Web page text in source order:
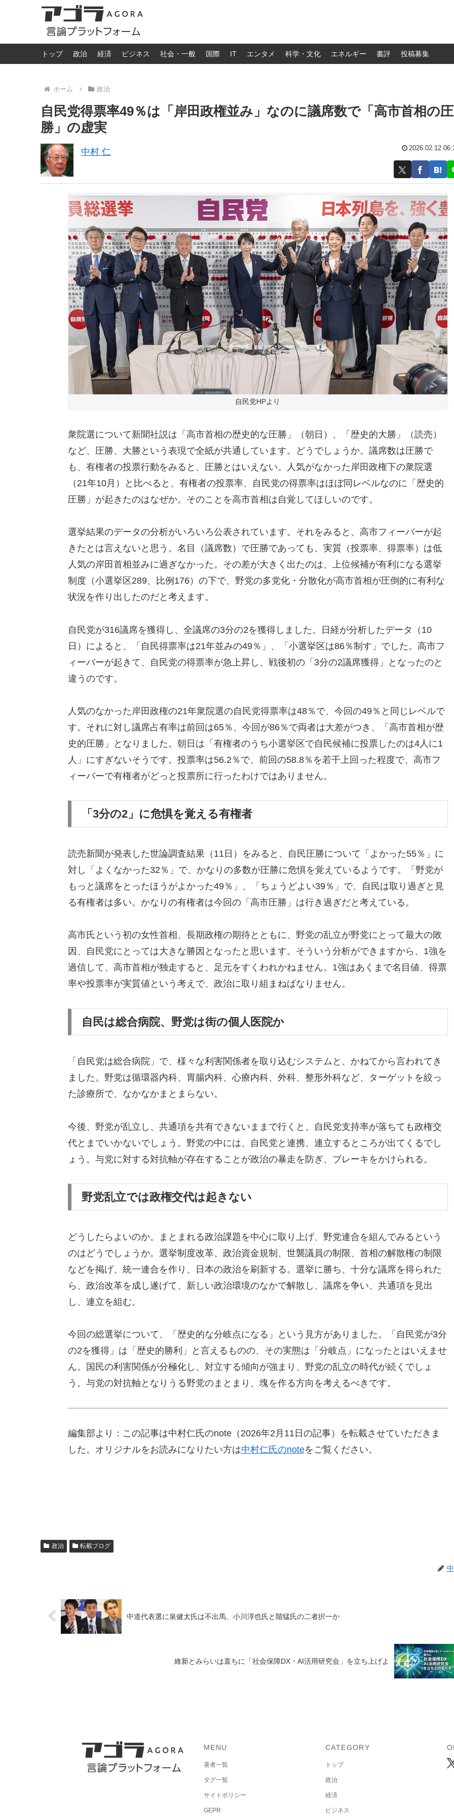
トップ 政治 経済 ビジネス 社会・一般 国際 IT エンタメ 科学・文化 エネルギー 書評 投稿募集
ホーム 政治
自民党得票率49％は「岸田政権並み」なのに議席数で「高市首相の圧
勝」の虚実
中村 仁 2026.02.12
自民党HPより
衆院選について新聞社説は「高市首相の歴史的な圧勝」（朝日）、「歴史的大勝」（読売）
など、圧勝、大勝という表現で全紙が共通しています。どうでしょうか。議席数は圧勝で
も、有権者の投票行動をみると、圧勝とはいえない。人気がなかった岸田政権下の衆院選
（21年10月）と比べると、有権者の投票率、自民党の得票率はほぼ同レベルなのに「歴史的
圧勝」が起きたのはなぜか。そのことを高市首相は自覚してほしいのです。
選挙結果のデータの分析がいろいろ公表されています。それをみると、高市フィーバーが起
きたとは言えないと思う。名目（議席数）で圧勝であっても、実質（投票率、得票率）は低
人気の岸田首相並みに過ぎなかった。その差が大きく出たのは、上位候補が有利になる選挙
制度（小選挙区289、比例176）の下で、野党の多党化・分散化が高市首相が圧倒的に有利な
状況を作り出したのだと考えます。
自民党が316議席を獲得し、全議席の3分の2を獲得しました。日経が分析したデータ（10
日）によると、「自民得票率は21年並みの49％」、「小選挙区は86％制す」でした。高市フ
ィーバーが起きて、自民党の得票率が急上昇し、戦後初の「3分の2議席獲得」となったのと
違うのです。
人気のなかった岸田政権の21年衆院選の自民党得票率は48％で、今回の49％と同じレベルで
す。それに対し議席占有率は前回は65％、今回が86％で両者は大差がつき、「高市首相が歴
史的圧勝」となりました。朝日は「有権者のうち小選挙区で自民候補に投票したのは4人に1
人」にすぎないそうです。投票率は56.2％で、前回の58.8％を若干上回った程度で、高市フ
ィーバーで有権者がどっと投票所に行ったわけではありません。
「3分の2」に危惧を覚える有権者
読売新聞が発表した世論調査結果（11日）をみると、自民圧勝について「よかった55％」に
対し「よくなかった32％」で、かなりの多数が圧勝に危惧を覚えているようです。「野党が
もっと議席をとったほうがよかった49％」、「ちょうどよい39％」で、自民は取り過ぎと見
る有権者は多い。かなりの有権者は今回の「高市圧勝」は行き過ぎだと考えている。
高市氏という初の女性首相、長期政権の期待とともに、野党の乱立が野党にとって最大の敗
因、自民党にとっては大きな勝因となったと思います。そういう分析ができますから、1強を
過信して、高市首相が独走すると、足元をすくわれかねません。1強はあくまで名目値、得票
率や投票率が実質値という考えで、政治に取り組まねばなりません。
自民は総合病院、野党は街の個人医院か
「自民党は総合病院」で、様々な利害関係者を取り込むシステムと、かねてから言われてき
ました。野党は循環器内科、胃腸内科、心療内科、外科、整形外科など、ターゲットを絞っ
た診療所で、なかなかまとまらない。
今後、野党が乱立し、共通項を共有できないままで行くと、自民党支持率が落ちても政権交
代とまでいかないでしょう。野党の中には、自民党と連携、連立するところが出てくるでし
ょう。与党に対する対抗軸が存在することが政治の暴走を防ぎ、ブレーキをかけられる。
野党乱立では政権交代は起きない
どうしたらよいのか。まとまれる政治課題を中心に取り上げ、野党連合を組んでみるという
のはどうでしょうか。選挙制度改革、政治資金規制、世襲議員の制限、首相の解散権の制限
などを掲げ、統一連合を作り、日本の政治を刷新する。選挙に勝ち、十分な議席を得られた
ら、政治改革を成し遂げて、新しい政治環境のなかで解散し、議席を争い、共通項を見出
し、連立を組む。
今回の総選挙について、「歴史的な分岐点になる」という見方がありました。「自民党が3分
の2を獲得」は「歴史的勝利」と言えるものの、その実態は「分岐点」になったとはいえませ
ん。国民の利害関係が分極化し、対立する傾向が強まり、野党の乱立の時代が続くでしょ
う。与党の対抗軸となりうる野党のまとまり、塊を作る方向を考えるべきです。
編集部より：この記事は中村仁氏のnote（2026年2月11日の記事）を転載させていただきま
した。オリジナルをお読みになりたい方は中村仁氏のnoteをご覧ください。
政治 転載ブログ
中道代表選に泉健太氏は不出馬、小川淳也氏と階猛氏の二者択一か
維新とみらいは直ちに「社会保障DX・AI活用研究会」を立ち上げよ
MENU
著者一覧
タグ一覧
サイトポリシー
GEPR
CATEGORY
トップ
政治
経済
ビジネス